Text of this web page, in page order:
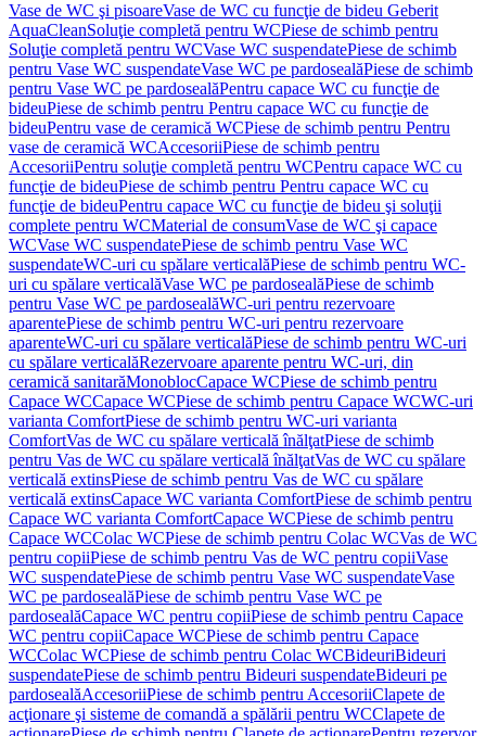
Vase de WC şi pisoareVase de WC cu funcţie de bideu Geberit
AquaCleanSoluţie completă pentru WCPiese de schimb pentru
Soluţie completă pentru WCVase WC suspendatePiese de schimb
pentru Vase WC suspendateVase WC pe pardosealăPiese de schimb
pentru Vase WC pe pardosealăPentru capace WC cu funcţie de
bideuPiese de schimb pentru Pentru capace WC cu funcţie de
bideuPentru vase de ceramică WCPiese de schimb pentru Pentru
vase de ceramică WCAccesoriiPiese de schimb pentru
AccesoriiPentru soluţie completă pentru WCPentru capace WC cu
funcţie de bideuPiese de schimb pentru Pentru capace WC cu
funcţie de bideuPentru capace WC cu funcţie de bideu şi soluţii
complete pentru WCMaterial de consumVase de WC şi capace
WCVase WC suspendatePiese de schimb pentru Vase WC
suspendateWC-uri cu spălare verticalăPiese de schimb pentru WC-
uri cu spălare verticalăVase WC pe pardosealăPiese de schimb
pentru Vase WC pe pardosealăWC-uri pentru rezervoare
aparentePiese de schimb pentru WC-uri pentru rezervoare
aparenteWC-uri cu spălare verticalăPiese de schimb pentru WC-uri
cu spălare verticalăRezervoare aparente pentru WC-uri, din
ceramică sanitarăMonoblocCapace WCPiese de schimb pentru
Capace WCCapace WCPiese de schimb pentru Capace WCWC-uri
varianta ComfortPiese de schimb pentru WC-uri varianta
ComfortVas de WC cu spălare verticală înălţatPiese de schimb
pentru Vas de WC cu spălare verticală înălţatVas de WC cu spălare
verticală extinsPiese de schimb pentru Vas de WC cu spălare
verticală extinsCapace WC varianta ComfortPiese de schimb pentru
Capace WC varianta ComfortCapace WCPiese de schimb pentru
Capace WCColac WCPiese de schimb pentru Colac WCVas de WC
pentru copiiPiese de schimb pentru Vas de WC pentru copiiVase
WC suspendatePiese de schimb pentru Vase WC suspendateVase
WC pe pardosealăPiese de schimb pentru Vase WC pe
pardosealăCapace WC pentru copiiPiese de schimb pentru Capace
WC pentru copiiCapace WCPiese de schimb pentru Capace
WCColac WCPiese de schimb pentru Colac WCBideuriBideuri
suspendatePiese de schimb pentru Bideuri suspendateBideuri pe
pardosealăAccesoriiPiese de schimb pentru AccesoriiClapete de
acţionare şi sisteme de comandă a spălării pentru WCClapete de